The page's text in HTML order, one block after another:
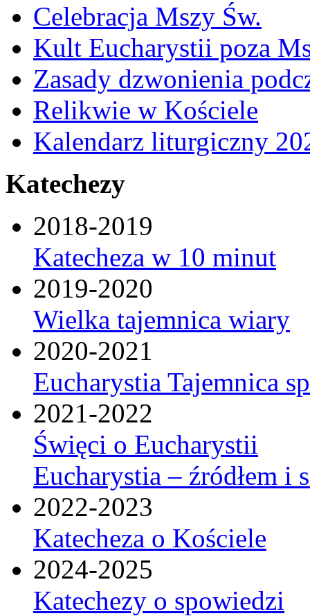
Celebracja Mszy Św.
Kult Eucharystii poza
Zasady dzwonienia
Relikwie w Kościele
Kalendarz liturgiczny
Katechezy
2018-2019
Katecheza w 10 minut
2019-2020
Wielka tajemnica wiary
2020-2021
Eucharystia Tajemnica
2021-2022
Święci o Eucharystii
Eucharystia – źródłem i
2022-2023
Katecheza o Kościele
2024-2025
Katechezy o spowiedzi